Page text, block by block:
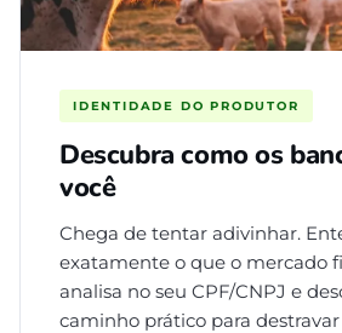
IDENTIDADE DO PRODUTOR
Descubra como os
você
Chega de tentar adivinhar.
exatamente o que o mercado
analisa no seu CPF/CNPJ e
caminho prático para